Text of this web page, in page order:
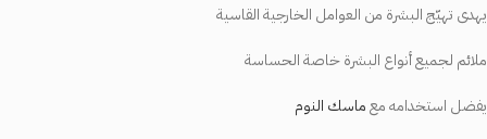
يهدى تهيّجالبشرة من العوامل الخارجيةالقاسية
ملائم لجميعأنواع البشرةخاصةالحساسة
يفضل استخدامهمعماسك النوم